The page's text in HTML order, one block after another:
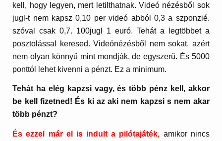
kell, hogy legyen, mert letilthatnak. Videó nézésből sok
jugl-t nem kapsz 0,10 per videó abból 0,3 a szponzié.
szóval csak 0,7. 100jugl 1 euró. Tehát a legtöbbet a
posztolással keresed. Videónézésből nem sokat, azért
nem olyan könnyű mint mondják, de egyszerű. És 5000
ponttól lehet kivenni a pénzt. Ez a minimum.
Tehát ha elég kapzsi vagy, és több pénz kell, akkor
be kell fizetned! És ki az aki nem kapzsi s nem akar
több pénzt?
És ezzel már el is indult a pilótajáték, amikor nincs